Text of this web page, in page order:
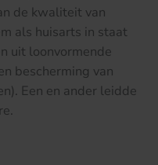
de kwaliteit van
als huisarts in staat
uit loonvormende
bescherming van
Een en ander leidde